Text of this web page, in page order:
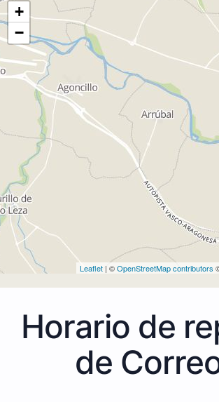
+
−
Leaflet | ©OpenStreetMap contributors
Horario de
de